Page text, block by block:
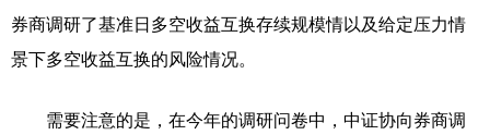
券商调研了基准日多空收益互换存续规模情以及给定压力情
景下多空收益互换的风险情况。
需要注意的是，在今年的调研问卷中，中证协向券商调